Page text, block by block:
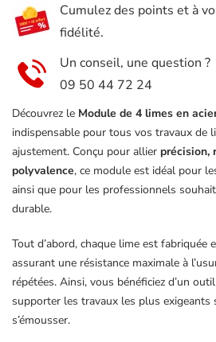
WIDMANNCumulez des points et à
fidélité.
Un conseil, une question ?
09 50 44 72 24
Découvrez le Module de 4 limes en
indispensable pour tous vos travaux de
ajustement. Conçu pour allier précision,
polyvalence, ce module est idéal pour
ainsi que pour les professionnels
durable.
Tout d’abord, chaque lime est fabriquée
assurant une résistance maximale à
répétées. Ainsi, vous bénéficiez d’un
supporter les travaux les plus exigeants
s’émousser.